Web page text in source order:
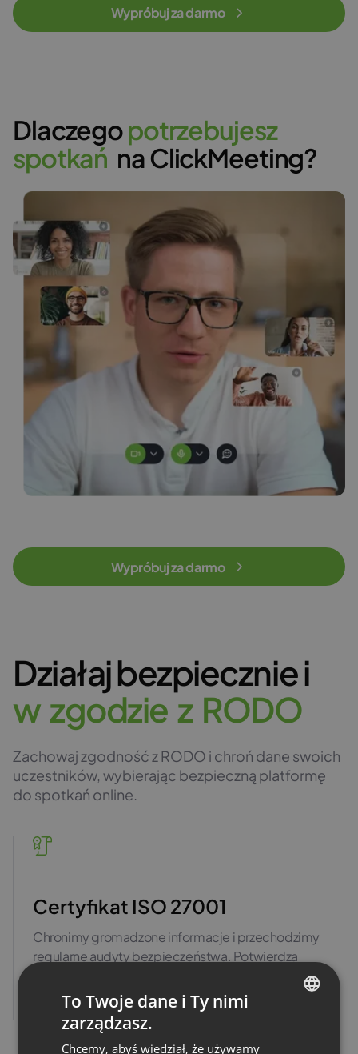
Wypróbuj za darmo
Wypróbuj za darmo
Dlaczegopotrzebujesz
spotkań na ClickMeeting?
Działaj bezpiecznie i
w zgodzie z RODO
Zachowaj zgodność z RODO i chroń dane swoich
uczestników, wybierając bezpieczną platformę
do spotkań online.
Certyfikat ISO 27001
Chronimy gromadzone informacje i przechodzimy
regularne audyty bezpieczeństwa. Potwierdza
Zobacz certyfikat
To Twoje dane i Ty nimi
zarządzasz.
Chcemy, abyś wiedział, że używamy